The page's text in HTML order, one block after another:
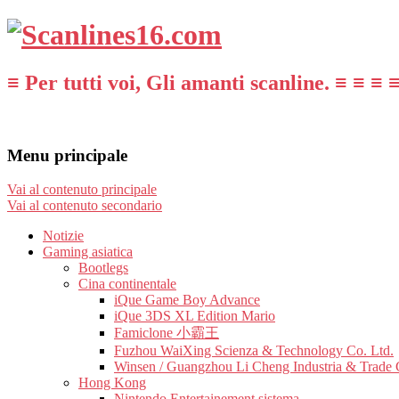
≡ Per tutti voi, Gli amanti scanline. ≡ ≡ ≡ ≡
Menu principale
Vai al contenuto principale
Vai al contenuto secondario
Notizie
Gaming asiatica
Bootlegs
Cina continentale
iQue Game Boy Advance
iQue 3DS XL Edition Mario
Famiclone 小霸王
Fuzhou WaiXing Scienza & Technology Co. Ltd.
Winsen / Guangzhou Li Cheng Industria & Trade
Hong Kong